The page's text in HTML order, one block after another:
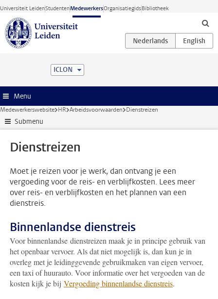
Ga direct naar de inhoud
Universiteit LeidenStudentenMedewerkersOrganisatiegidsBibliotheek
ICLON
Menu
Medewerkerswebsite HR Arbeidsvoorwaarden Dienstreizen
Submenu
Dienstreizen
Moet je reizen voor je werk, dan ontvang je een
vergoeding voor de reis- en verblijfkosten. Lees meer
over reis- en verblijfkosten en het plannen van een
dienstreis.
Binnenlandse dienstreis
Voor binnenlandse dienstreizen maak je in principe gebruik van
het openbaar vervoer. Als dat niet mogelijk is, dan kun je in
overleg met je leidinggevende gebruikmaken van eigen vervoer,
een taxi of huurauto. Voor informatie over het vergoeden van de
kosten kijk je bij Vergoeding binnenlandse dienstreis.